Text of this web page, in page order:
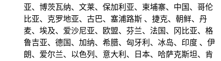
亚、博茨瓦纳、文莱、保加利亚、柬埔寨、中国、哥伦
比亚、克罗地亚、古巴、塞浦路斯 、捷克、朝鲜、丹
麦、埃及、爱沙尼亚、欧盟、芬兰、法国、冈比亚、格
鲁吉亚、德国、加纳、希腊、匈牙利、冰岛、印度 、伊
朗、爱尔兰、以色列、意大利、日本、哈萨克斯坦、肯